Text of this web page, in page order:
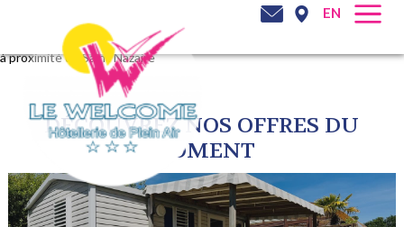
EN
à proximité de Saint Nazaire
DÉCOUVREZ NOS OFFRES DU
MOMENT